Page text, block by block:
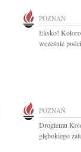
POZNAŃ
Elisko!
wcześnie
POZNAŃ
Drogiemu
głębokiego